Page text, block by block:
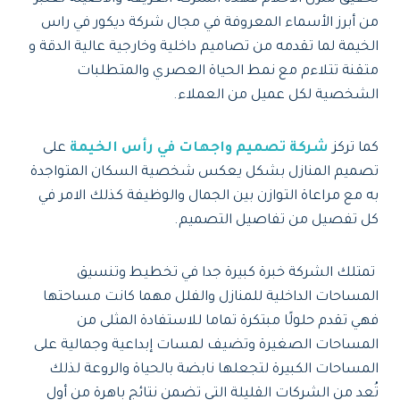
من أبرز الأسماء المعروفة في مجال شركة ديكور في راس
الخيمة لما تقدمه من تصاميم داخلية وخارجية عالية الدقة و
متقنة تتلاءم مع نمط الحياة العصري والمتطلبات
الشخصية لكل عميل من العملاء.
كما تركز شركة تصميم واجهات في رأس الخيمة على
تصميم المنازل بشكل يعكس شخصية السكان المتواجدة
به مع مراعاة التوازن بين الجمال والوظيفة كذلك الامر في
كل تفصيل من تفاصيل التصميم.
تمتلك الشركة خبرة كبيرة جدا في تخطيط وتنسيق
المساحات الداخلية للمنازل والفلل مهما كانت مساحتها
فهي تقدم حلولًا مبتكرة تماما للاستفادة المثلى من
المساحات الصغيرة وتضيف لمسات إبداعية وجمالية على
المساحات الكبيرة لتجعلها نابضة بالحياة والروعة لذلك
تُعد من الشركات القليلة التي تضمن نتائج باهرة من أول